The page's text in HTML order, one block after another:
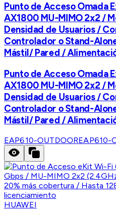
Punto de Acceso Omada
AX1800 MU-MIMO 2x2 /
Densidad de Usuarios /
Controlador o Stand-
Mástil/ Pared /
Punto de Acceso Omada
AX1800 MU-MIMO 2x2 /
Densidad de Usuarios /
Controlador o Stand-
Mástil/ Pared /
EAP610-OUTDOOREAP610-
HUAWEI